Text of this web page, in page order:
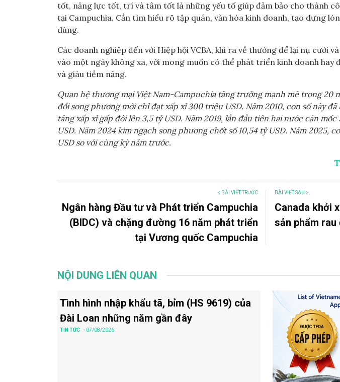
tốt, năng lực tốt, trí và tâm tốt là những yếu tố giúp đảm bảo cho thành
tại Campuchia. Cần tìm hiểu rõ tập quán, văn hóa kinh doanh, tạo dựng
dùng.
Các doanh nghiệp đến với Hiệp hội VCBA, khi ra về thường để lại nụ cười
vào một ngày không xa, với mong muốn có thể phát triển kinh doanh hay
và giàu tiềm năng.
Quan hệ thương mại Việt Nam-Campuchia tăng trưởng mạnh mẽ trong 20
đổi song phương mới chỉ đạt xấp xỉ 300 triệu USD. Năm 2010, con số này đã
tăng xấp xỉ gấp đôi lên 3,5 tỷ USD. Năm 2019, lần đầu tiên hai nước cán
USD. Năm 2024 kim ngạch song phương chốt sổ 10,54 tỷ USD. Năm 2025,
USD so với cùng kỳ năm trước.
< BÀI VIẾT TRƯỚC
Ngân hàng Đầu tư và Phát triển Campuchia
(BIDC) và chặng đường 16 năm phát triển
tại Vương quốc Campuchia
BÀI VIẾT SAU >
Canada khởi
sản phẩm
NỘI DUNG LIÊN QUAN
Tình hình nhập khẩu tã, bỉm (HS 9619) của
Đài Loan những năm gần đây
TIN TỨC - 07/08/2026